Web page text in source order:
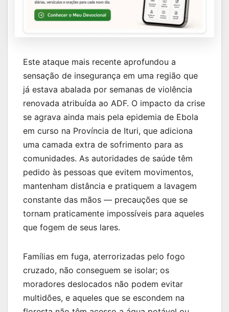
Este ataque mais recente aprofundou a
sensação de insegurança em uma região que
já estava abalada por semanas de violência
renovada atribuída ao ADF. O impacto da crise
se agrava ainda mais pela epidemia de Ebola
em curso na Província de Ituri, que adiciona
uma camada extra de sofrimento para as
comunidades. As autoridades de saúde têm
pedido às pessoas que evitem movimentos,
mantenham distância e pratiquem a lavagem
constante das mãos — precauções que se
tornam praticamente impossíveis para aqueles
que fogem de seus lares.
Famílias em fuga, aterrorizadas pelo fogo
cruzado, não conseguem se isolar; os
moradores deslocados não podem evitar
multidões, e aqueles que se escondem na